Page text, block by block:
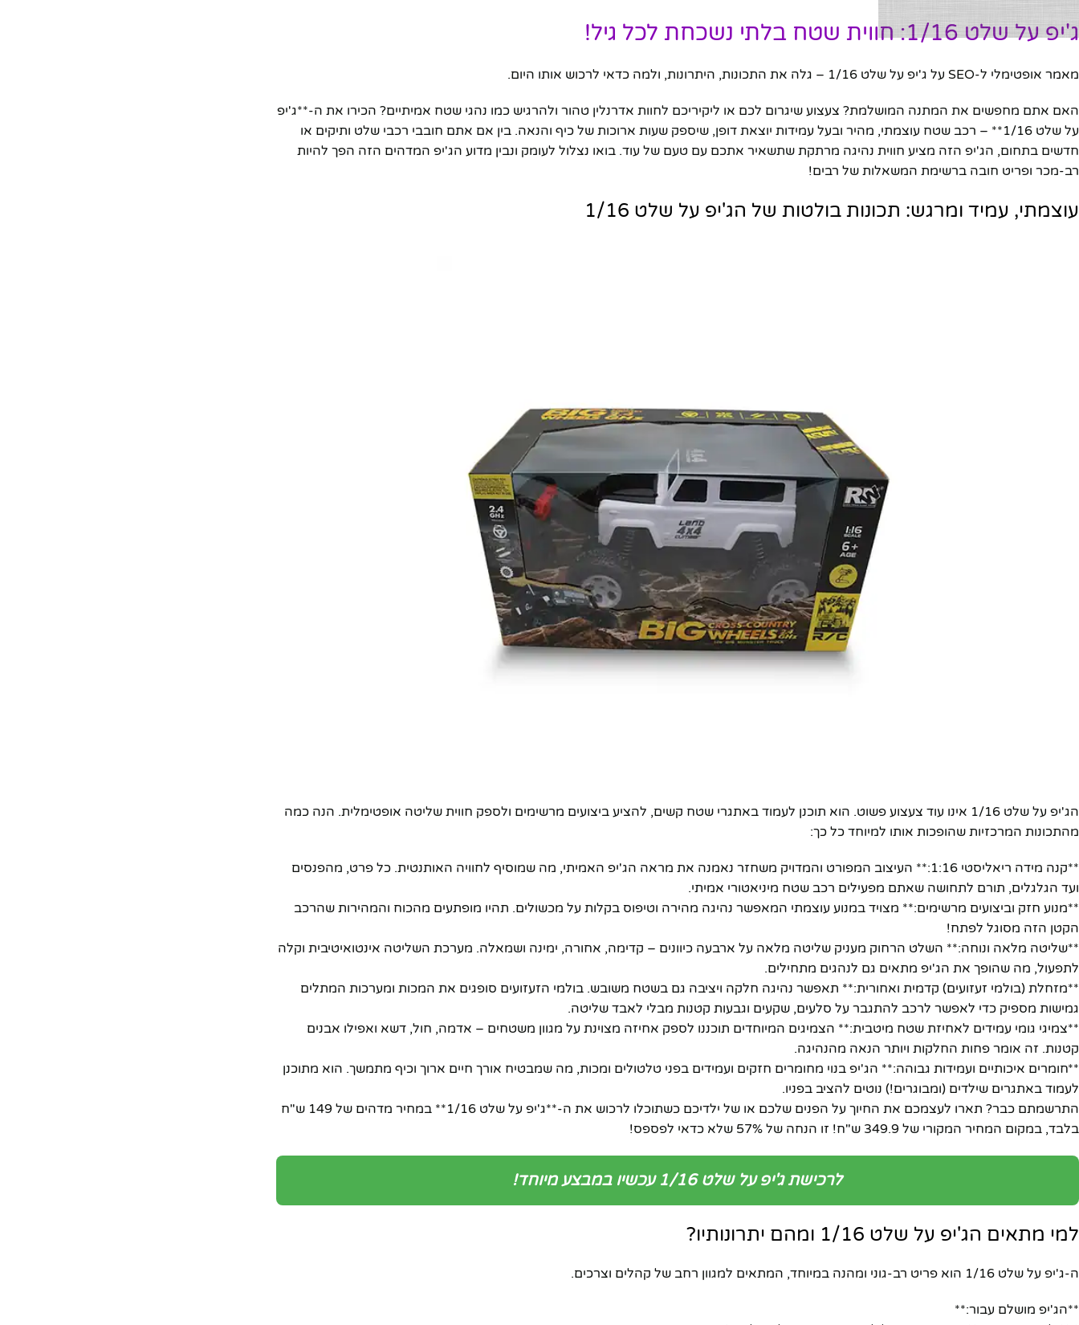
ג'יפ על שלט 1/16: חווית שטח בלתי נשכחת לכל גיל!
מאמר אופטימלי ל-SEO על ג'יפ על שלט 1/16 – גלה את התכונות, היתרונות, ולמה כדאי לרכוש אותו היום.
האם אתם מחפשים את המתנה המושלמת? צעצוע שיגרום לכם או ליקיריכם לחוות אדרנלין טהור ולהרגיש כמו נהגי שטח אמיתיים? הכירו את ה-**ג'יפ
על שלט 1/16** – רכב שטח עוצמתי, מהיר ובעל עמידות יוצאת דופן, שיספק שעות ארוכות של כיף והנאה. בין אם אתם חובבי רכבי שלט ותיקים או
חדשים בתחום, הג'יפ הזה מציע חווית נהיגה מרתקת שתשאיר אתכם עם טעם של עוד. בואו נצלול לעומק ונבין מדוע הג'יפ המדהים הזה הפך להיות
רב-מכר ופריט חובה ברשימת המשאלות של רבים!
עוצמתי, עמיד ומרגש: תכונות בולטות של הג'יפ על שלט 1/16
הג'יפ על שלט 1/16 אינו עוד צעצוע פשוט. הוא תוכנן לעמוד באתגרי שטח קשים, להציע ביצועים מרשימים ולספק חווית שליטה אופטימלית. הנה כמה
מהתכונות המרכזיות שהופכות אותו למיוחד כל כך:
**קנה מידה ריאליסטי 1:16:** העיצוב המפורט והמדויק משחזר נאמנה את מראה הג'יפ האמיתי, מה שמוסיף לחוויה האותנטית. כל פרט, מהפנסים
ועד הגלגלים, תורם לתחושה שאתם מפעילים רכב שטח מיניאטורי אמיתי.
**מנוע חזק וביצועים מרשימים:** מצויד במנוע עוצמתי המאפשר נהיגה מהירה וטיפוס בקלות על מכשולים. תהיו מופתעים מהכוח והמהירות שהרכב
הקטן הזה מסוגל לפתח!
**שליטה מלאה ונוחה:** השלט הרחוק מעניק שליטה מלאה על ארבעה כיוונים – קדימה, אחורה, ימינה ושמאלה. מערכת השליטה אינטואיטיבית וקלה
לתפעול, מה שהופך את הג'יפ מתאים גם לנהגים מתחילים.
**מזחלת (בולמי זעזועים) קדמית ואחורית:** תאפשר נהיגה חלקה ויציבה גם בשטח משובש. בולמי הזעזועים סופגים את המכות ומערכות המתלים
גמישות מספיק כדי לאפשר לרכב להתגבר על סלעים, שקעים וגבעות קטנות מבלי לאבד שליטה.
**צמיגי גומי עמידים לאחיזת שטח מיטבית:** הצמיגים המיוחדים תוכננו לספק אחיזה מצוינת על מגוון משטחים – אדמה, חול, דשא ואפילו אבנים
קטנות. זה אומר פחות החלקות ויותר הנאה מהנהיגה.
**חומרים איכותיים ועמידות גבוהה:** הג'יפ בנוי מחומרים חזקים ועמידים בפני טלטולים ומכות, מה שמבטיח אורך חיים ארוך וכיף מתמשך. הוא מתוכנן
לעמוד באתגרים שילדים (ומבוגרים!) נוטים להציב בפניו.
התרשמתם כבר? תארו לעצמכם את החיוך על הפנים שלכם או של ילדיכם כשתוכלו לרכוש את ה-**ג'יפ על שלט 1/16** במחיר מדהים של 149 ש"ח
בלבד, במקום המחיר המקורי של 349.9 ש"ח! זו הנחה של 57% שלא כדאי לפספס!
לרכישת ג'יפ על שלט 1/16 עכשיו במבצע מיוחד!
למי מתאים הג'יפ על שלט 1/16 ומהם יתרונותיו?
ה-ג'יפ על שלט 1/16 הוא פריט רב-גוני ומהנה במיוחד, המתאים למגוון רחב של קהלים וצרכים.
**הג'יפ מושלם עבור:**